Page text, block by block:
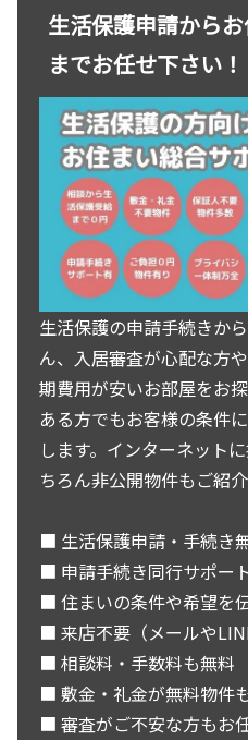
生活保護申請から
までお任せ下さい！
生活保護の申請手続きか
ん、入居審査が心配な方
期費用が安いお部屋をお
ある方でもお客様の条件
します。インターネット
ちろん非公開物件もご紹介
■ 生活保護申請・手続き
■ 申請手続き同行サポー
■ 住まいの条件や希望を
■ 来店不要（メールや
■ 相談料・手数料も無料
■ 敷金・礼金が無料物件
■ 審査がご不安な方もお